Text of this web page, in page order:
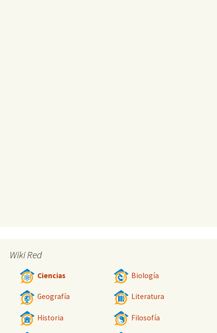
Wiki Red
Ciencias Biología
Geografía Literatura
Historia Filosofía